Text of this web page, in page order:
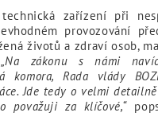
technická zařízení při
provozování
životů a zdraví osob,
„Na zákonu s námi
komora, Rada vlády
Jde tedy o velmi
považuji za klíčové,“